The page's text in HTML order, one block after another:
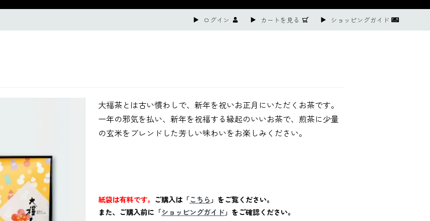
ログイン カートを見る ショッピングガイド
大福茶とは古い慣わしで、新年を祝いお正月にいただくお茶です。
一年の邪気を払い、新年を祝福する縁起のいいお茶で、煎茶に少量
の玄米をブレンドした芳しい味わいをお楽しみください。
紙袋は有料です。 ご購入は「こちら 」をご覧ください。
また、ご購入前に「ショッピングガイド」をご確認ください。